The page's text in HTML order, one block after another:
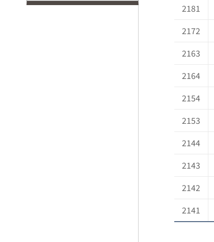
2181
2172
2163
2164
2154
2153
2144
2143
2142
2141